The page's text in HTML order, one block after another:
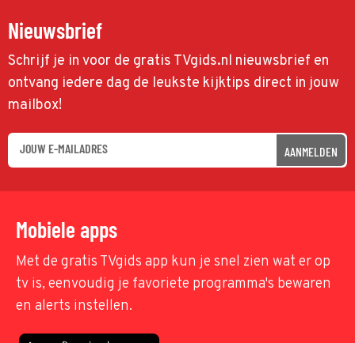
Nieuwsbrief
Schrijf je in voor de gratis TVgids.nl nieuwsbrief en
ontvang iedere dag de leukste kijktips direct in jouw
mailbox!
AANMELDEN
Mobiele apps
Met de gratis TVgids app kun je snel zien wat er op
tv is, eenvoudig je favoriete programma's bewaren
en alerts instellen.